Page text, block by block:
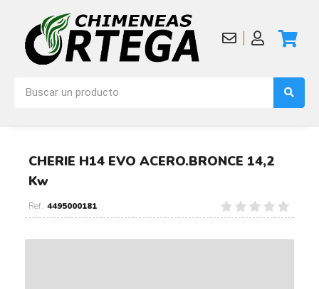
CHERIE H14 EVO ACERO.BRONCE 14,2
Kw
4495000181